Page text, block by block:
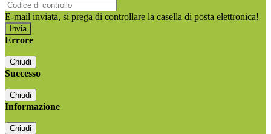
E-mail inviata, si prega di controllare la casella di posta elettronica!
Errore
Chiudi
Successo
Chiudi
Informazione
Chiudi